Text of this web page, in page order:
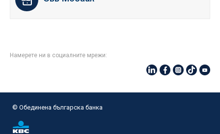
Намерете ни в социалните мрежи:
© Oбединена българска банка